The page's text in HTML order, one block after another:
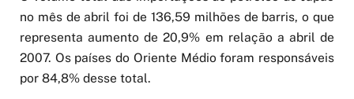
no mês de abril foi de 136,59 milhões de barris, o que
representa aumento de 20,9% em relação a abril de
2007. Os países do Oriente Médio foram responsáveis
por 84,8% desse total.